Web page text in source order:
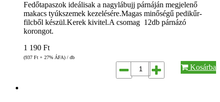
Fedőtapaszok ideálisak a nagylábujj párnáján megjelenő
makacs tyúkszemek kezelésére.Magas minőségű pedikűr-
filcből készül.Kerek kivitel.A csomag 12db párnázó
korongot.
1 190 Ft
(937 Ft + 27% ÁFA) / db
Kosárba